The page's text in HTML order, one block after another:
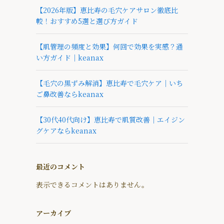
【2026年版】恵比寿の毛穴ケアサロン徹底比
較！おすすめ5選と選び方ガイド
【肌管理の頻度と効果】何回で効果を実感？通
い方ガイド｜keanax
【毛穴の黒ずみ解消】恵比寿で毛穴ケア｜いち
ご鼻改善ならkeanax
【30代40代向け】恵比寿で肌質改善｜エイジン
グケアならkeanax
最近のコメント
表示できるコメントはありません。
アーカイブ